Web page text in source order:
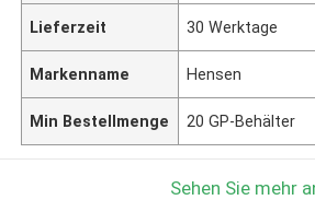
Lieferzeit 30 Werktage
Markenname Hensen
Min Bestellmenge 20 GP-Behälter
Sehen Sie mehr